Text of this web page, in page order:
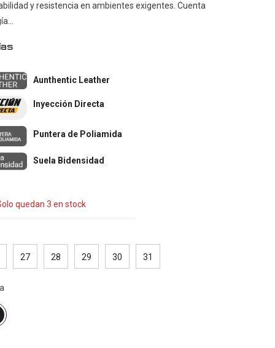
y resistencia en ambientes exigentes. Cuenta
Aunthentic Leather
Inyección Directa
Puntera de Poliamida
Suela Bidensidad
quedan 3 en stock
27 28 29 30 31